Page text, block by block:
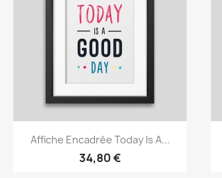
Anteprima
Affiche Encadrée Today Is A...
34,80 €